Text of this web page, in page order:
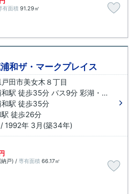
有面積 91.29㎡
和ザ・マークプレイス
田市美女木８丁目
武蔵浦和駅 徒歩35分 バス9分 彩湖・道満グリーンパーク入口下車 徒歩6分
駅 徒歩35分
徒歩26分
1992年 3月(築34年)
戸) / 専有面積 66.17㎡